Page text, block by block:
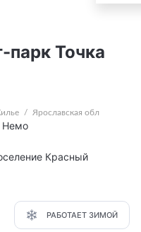
парк Точка
Ярославская обл
Немо
Красный
РАБОТАЕТ ЗИМОЙ